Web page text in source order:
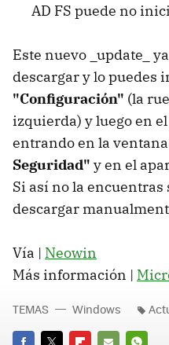
AD FS puede no
Este nuevo _update_
descargar y lo puedes
"Configuración" (la
izquierda) y luego en
entrando en la ventana
Seguridad" y en el
Si así no la
descargar
Vía | Neowin
Más información |
TEMAS Windows